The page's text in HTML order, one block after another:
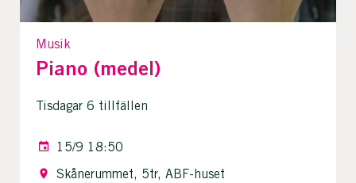
Musik
Piano (medel)
Tisdagar 6 tillfällen
15/9 18:50
Skånerummet, 5tr, ABF-huset